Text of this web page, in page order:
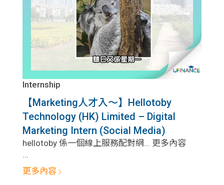
Internship
【Marketing人才入～】Hellotoby
Technology (HK) Limited – Digital
Marketing Intern (Social Media)
hellotoby 係一個線上服務配對網... 更多內容
...
更多內容